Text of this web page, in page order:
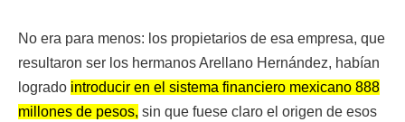
No era para menos: los propietarios de esa empresa, que
resultaron ser los hermanos Arellano Hernández, habían
logrado introducir en el sistema financiero mexicano 888
millones de pesos, sin que fuese claro el origen de esos